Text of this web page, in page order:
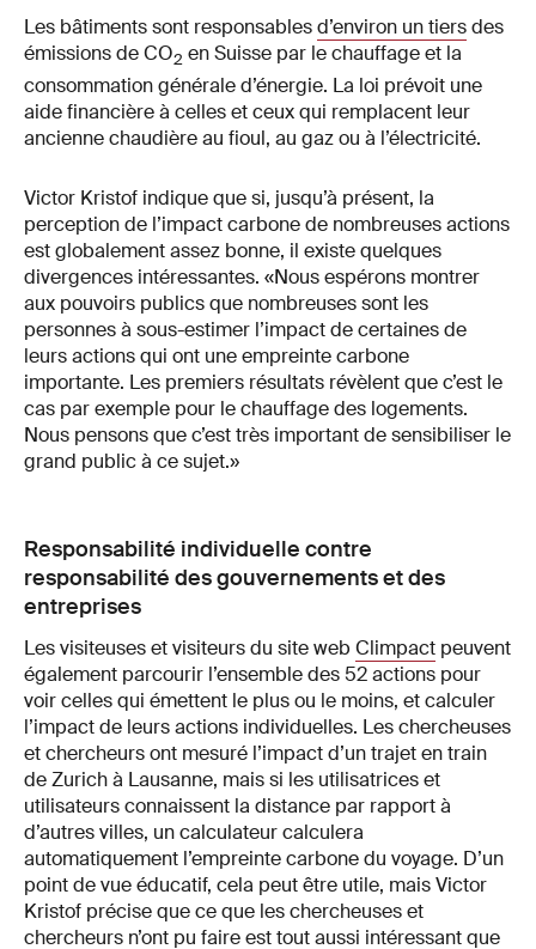
Les bâtiments sont responsablesd’environ un tiersdes
émissions de CO2 en Suisse par le chauffage et la
consommation générale d’énergie. La loi prévoit une
aide financière à celles et ceux qui remplacent leur
ancienne chaudière au fioul, au gaz ou à l’électricité.
Victor Kristof indique que si, jusqu’à présent, la
perception de l’impact carbone de nombreuses actions
est globalement assez bonne, il existe quelques
divergences intéressantes. «Nous espérons montrer
aux pouvoirs publics que nombreuses sont les
personnes à sous-estimer l’impact de certaines de
leurs actions qui ont une empreinte carbone
importante. Les premiers résultats révèlent que c’est le
cas par exemple pour le chauffage des logements.
Nous pensons que c’est très important de sensibiliser le
grand public à ce sujet.»
Responsabilité individuelle contre
responsabilité des gouvernements et des
entreprises
Les visiteuses et visiteurs du site web Climpact peuvent
également parcourir l’ensemble des 52 actions pour
voir celles qui émettent le plus ou le moins, et calculer
l’impact de leurs actions individuelles. Les chercheuses
et chercheurs ont mesuré l’impact d’un trajet en train
de Zurich à Lausanne, mais si les utilisatrices et
utilisateurs connaissent la distance par rapport à
d’autres villes, un calculateur calculera
automatiquement l’empreinte carbone du voyage. D’un
point de vue éducatif, cela peut être utile, mais Victor
Kristof précise que ce que les chercheuses et
chercheurs n’ont pu faire est tout aussi intéressant que